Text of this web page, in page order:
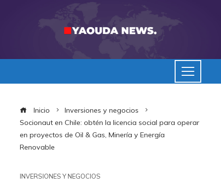
Inicio
Inversiones y negocios
Socionaut en Chile: obtén la licencia social para operar
en proyectos de Oil & Gas, Minería y Energía
Renovable
INVERSIONES Y NEGOCIOS